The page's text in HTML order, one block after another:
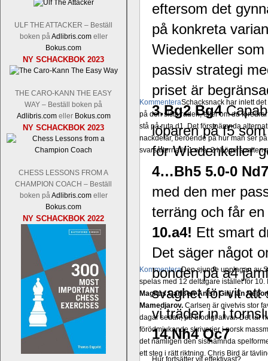
ULF THE ATTACKER – Beställ
boken påAdlibris.comeller
Bokus.com
NY SCHACKBOK 2023
THE CARO-KANN THE EASY
WAY – Beställ boken på
Adlibris.comeller Bokus.com
NY SCHACKBOK 2023
CHESS LESSONS FROM A
CHAMPION COACH – Beställ
boken påAdlibris.comeller
Bokus.com
NY SCHACKBOK 2022
KommenteraSchacksnack har inlett
på den sista raden, eller om du
stå på ruta d1. Det förstnämnda
nackdelar, beroende på hur man ser
svarsalternativ 1 eller 2 i högerspalten
KommenteraDen sjunde upplagan av
spelas med 12 deltagare istället för
Magnus Carlsen-Anish Giri, Ian
Mamedjarov. Carlsen är givetvis stor
dagar sedan, på blodigt allvar. Det lär
förödmjukande skriverier i norsk
det nämligen den sistnämnda
ett steg i rätt riktning. Chris Bird är
eftersom det
på konkreta
Wiedenkeller
passiv strategi
priset är
3.Bg2 Bg4
löparen på f5
för Wiedenkeller
4…Bh5 5.0-0
med den mer
terräng och får
10.a4! Ett smart
Det säger något
bonden på a4
svaghet för vit att
vi träder in i
14.Nh4 Qc7
Hur fortsätter vit effektivast?